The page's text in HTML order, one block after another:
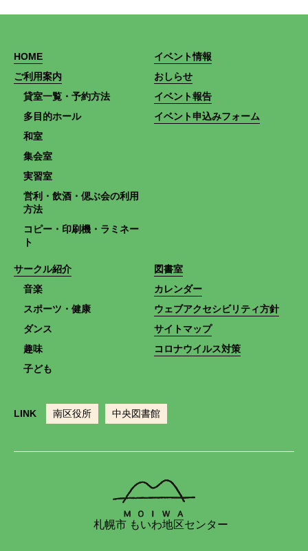
HOME
ご利用案内
貸室一覧・予約方法
多目的ホール
和室
集会室
実習室
営利・飲酒・偲ぶ会の利用
方法
コピー・印刷機・ラミネー
ト
イベント情報
おしらせ
イベント報告
イベント申込みフォーム
サークル紹介
音楽
スポーツ・健康
ダンス
趣味
子ども
図書室
カレンダー
ウェブアクセシビリティ方針
サイトマップ
コロナウイルス対策
LINK 南区役所 中央図書館
札幌市 もいわ地区センター